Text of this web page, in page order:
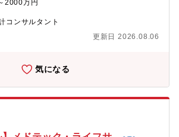
画、PoCの実施、会社設立、事業運営等を
ス・テーマ】〇ヘルスケア・医療関連コン
内容については以下もご確認ください
提言ができます。・若い年次からプロジェ
が可能です。・コンサルティングプロジェ
ロジェクトを推進します。また、従来から
大きなインパクトを与える経営手法であっ
す。アクセンチュアM&Aプラクティスの強
化を実現していきましょう。【プロジェク
支援（ターゲットスクリーニング、対
）■Day1支援（Day1オペレーション立上に
レーション立上実行支援）■バリューアッ
たバリューアップ施策の立案と実行支援）
援（事業を切り離す際に発生するスタンドア
手案の立案支援） ■IT統合実行支援
2000万円
コンサルタント
更新日 2026.08.06
気になる